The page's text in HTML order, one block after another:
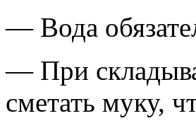
— Вода
— При
сметать муку,